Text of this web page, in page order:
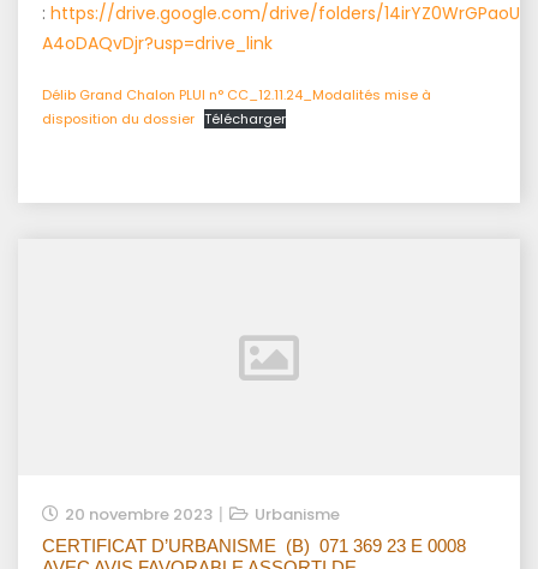
: https://drive.google.com/drive/folders/
A4oDAQvDjr?usp=drive_link
Délib Grand Chalon PLUI n° CC_12.11.24_Modalités mise à
disposition du dossier Télécharger
20 novembre 2023 Urbanisme
CERTIFICAT D’URBANISME (B) 071 369 23 E 0008